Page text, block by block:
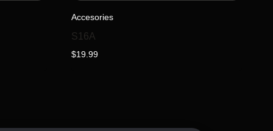
Accesories
S16A
$19.99